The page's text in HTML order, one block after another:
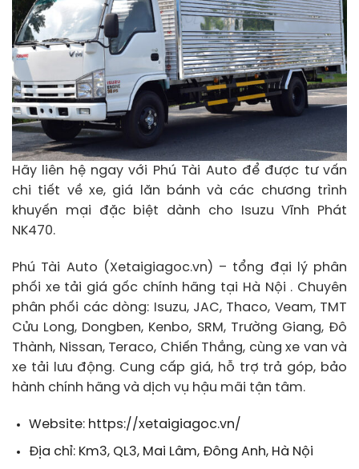
Hãy liên hệ ngay với Phú Tài Auto để được tư vấn
chi tiết về xe, giá lăn bánh và các chương trình
khuyến mại đặc biệt dành cho Isuzu Vĩnh Phát
NK470.
Phú Tài Auto (Xetaigiagoc.vn) – tổng đại lý phân
phối xe tải giá gốc chính hãng tại Hà Nội . Chuyên
phân phối các dòng: Isuzu, JAC, Thaco, Veam, TMT
Cửu Long, Dongben, Kenbo, SRM, Trường Giang, Đô
Thành, Nissan, Teraco, Chiến Thắng, cùng xe van và
xe tải lưu động. Cung cấp giá, hỗ trợ trả góp, bảo
hành chính hãng và dịch vụ hậu mãi tận tâm.
Website: https://xetaigiagoc.vn/
Địa chỉ: Km3, QL3, Mai Lâm, Đông Anh, Hà Nội